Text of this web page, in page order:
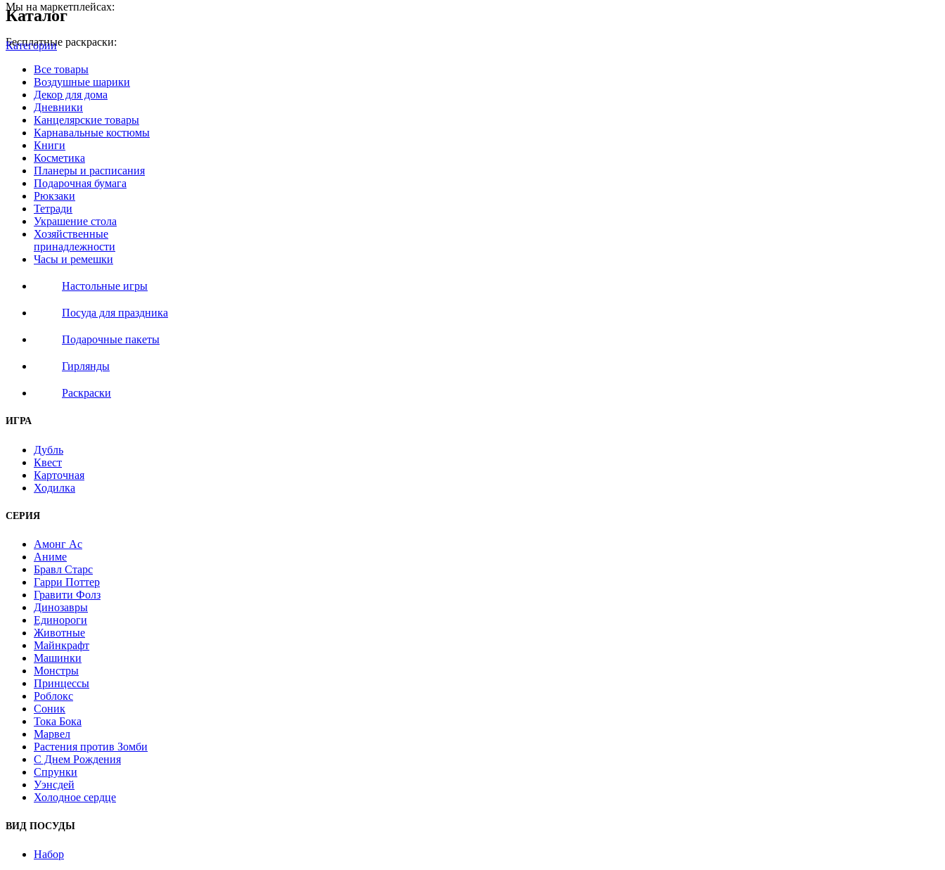
Мы на маркетплейсах:
Бесплатные раскраски:
Каталог
Категории
Все товары
Воздушные шарики
Декор для дома
Дневники
Канцелярские товары
Карнавальные костюмы
Книги
Косметика
Планеры и расписания
Подарочная бумага
Рюкзаки
Тетради
Украшение стола
Хозяйственные
принадлежности
Часы и ремешки
Настольные игры
Посуда для праздника
Подарочные пакеты
Гирлянды
Раскраски
ИГРА
Дубль
Квест
Карточная
Ходилка
СЕРИЯ
Амонг Ас
Аниме
Бравл Старс
Гарри Поттер
Гравити Фолз
Динозавры
Единороги
Животные
Майнкрафт
Машинки
Монстры
Принцессы
Роблокс
Соник
Тока Бока
Марвел
Растения против Зомби
С Днем Рождения
Спрунки
Уэнсдей
Холодное сердце
ВИД ПОСУДЫ
Набор